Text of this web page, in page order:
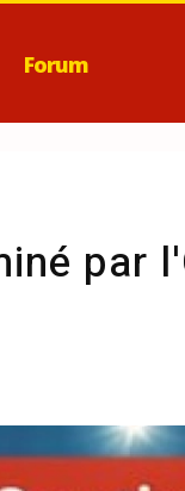
Forum
par